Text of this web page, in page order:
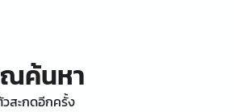
ค้นหา
สะกดอีกครั้ง